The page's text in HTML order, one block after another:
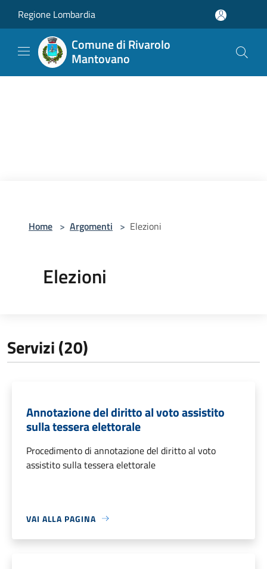
Regione Lombardia
Comune di Rivarolo
Mantovano
Home > Argomenti > Elezioni
Elezioni
Servizi (20)
Annotazione del diritto al voto assistito
sulla tessera elettorale
Procedimento di annotazione del diritto al voto
assistito sulla tessera elettorale
VAI ALLA PAGINA